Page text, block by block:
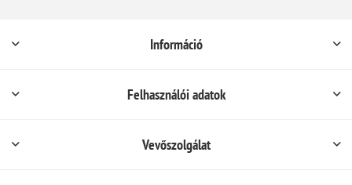
Információ
Felhasználói adatok
Vevőszolgálat